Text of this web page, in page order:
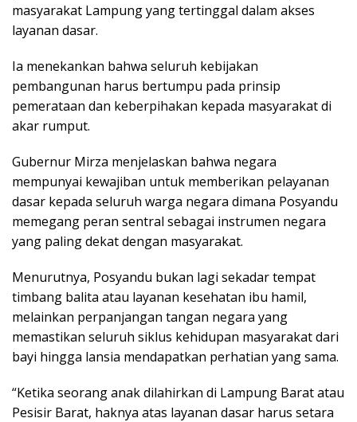
masyarakat Lampung yang tertinggal dalam akses
layanan dasar.
Ia menekankan bahwa seluruh kebijakan
pembangunan harus bertumpu pada prinsip
pemerataan dan keberpihakan kepada masyarakat di
akar rumput.
Gubernur Mirza menjelaskan bahwa negara
mempunyai kewajiban untuk memberikan pelayanan
dasar kepada seluruh warga negara dimana Posyandu
memegang peran sentral sebagai instrumen negara
yang paling dekat dengan masyarakat.
Menurutnya, Posyandu bukan lagi sekadar tempat
timbang balita atau layanan kesehatan ibu hamil,
melainkan perpanjangan tangan negara yang
memastikan seluruh siklus kehidupan masyarakat dari
bayi hingga lansia mendapatkan perhatian yang sama.
“Ketika seorang anak dilahirkan di Lampung Barat atau
Pesisir Barat, haknya atas layanan dasar harus setara